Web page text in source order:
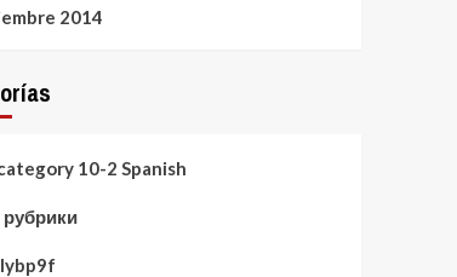
2014
10-2 Spanish
рубрики